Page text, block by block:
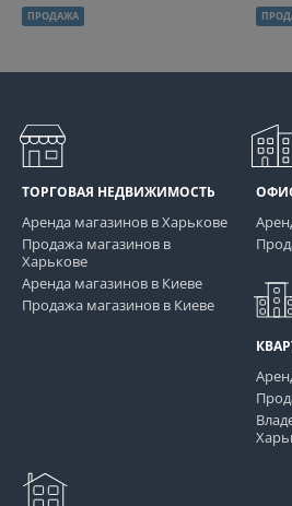
ПРОДАЖА
ТОРГОВАЯ НЕДВИЖИМОСТЬ
Аренда магазинов в Харькове
Продажа магазинов в
Харькове
Аренда магазинов в Киеве
Продажа магазинов в Киеве